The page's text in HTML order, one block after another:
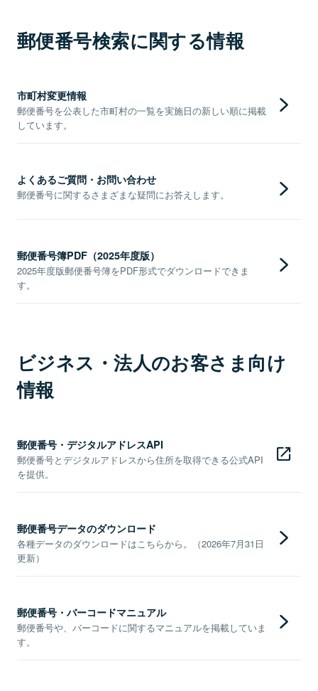
郵便番号検索に関する情報
市町村変更情報
郵便番号を公表した市町村の一覧を実施日の新しい順に掲載
しています。
よくあるご質問・お問い合わせ
郵便番号に関するさまざまな疑問にお答えします。
郵便番号簿PDF（2025年度版）
2025年度版郵便番号簿をPDF形式でダウンロードできま
す。
ビジネス・法人のお客さま向け
情報
郵便番号・デジタルアドレスAPI
郵便番号とデジタルアドレスから住所を取得できる公式API
を提供。
郵便番号データのダウンロード
各種データのダウンロードはこちらから。（2026年7月31日
更新）
郵便番号・バーコードマニュアル
郵便番号や、バーコードに関するマニュアルを掲載していま
す。